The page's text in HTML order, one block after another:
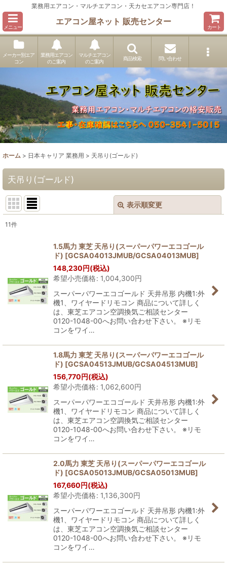
業務用エアコン・マルチエアコン・天カセエアコン専門店！
メニュー
エアコン屋ネット 販売センター
カート
メーカー別エア
コン
業務用エアコン
のご案内
マルチエアコン
のご案内
商品検索 問い合わせ
ホーム > 日本キャリア 業務用 > 天吊り(ゴールド)
天吊り(ゴールド)
表示順変更
絞り込む
11件
1.5馬力 東芝 天吊り(スーパーパワーエコゴール
ド) [GCSA04013JMUB/GCSA04013MUB]
148,230円(税込)
希望小売価格: 1,004,300円
スーパーパワーエコゴールド 天井吊形 内機1:外
機1、ワイヤードリモコン 商品について詳しく
は、東芝エアコン空調換気ご相談センター
0120-1048-00へお問い合わせ下さい。 ※リモ
コンをワイ…
1.8馬力 東芝 天吊り(スーパーパワーエコゴール
ド) [GCSA04513JMUB/GCSA04513MUB]
156,770円(税込)
希望小売価格: 1,062,600円
スーパーパワーエコゴールド 天井吊形 内機1:外
機1、ワイヤードリモコン 商品について詳しく
は、東芝エアコン空調換気ご相談センター
0120-1048-00へお問い合わせ下さい。 ※リモ
コンをワイ…
2.0馬力 東芝 天吊り(スーパーパワーエコゴール
ド) [GCSA05013JMUB/GCSA05013MUB]
167,660円(税込)
希望小売価格: 1,136,300円
スーパーパワーエコゴールド 天井吊形 内機1:外
機1、ワイヤードリモコン 商品について詳しく
は、東芝エアコン空調換気ご相談センター
0120-1048-00へお問い合わせ下さい。 ※リモ
コンをワイ…